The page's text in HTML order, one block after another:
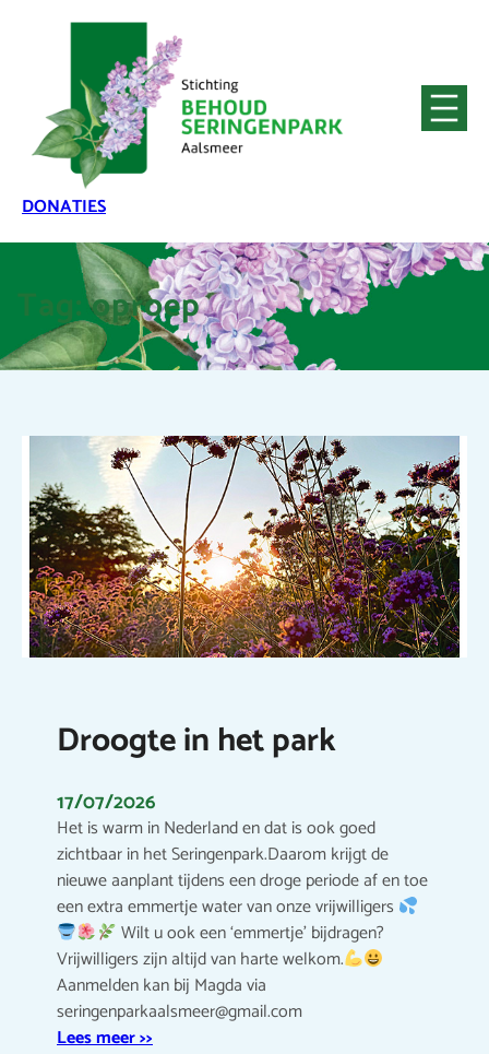
DONATIES
Tag:oproep
Droogte in het park
17/07/2026
Het is warm in Nederland en dat is ook goed
zichtbaar in het Seringenpark.Daarom krijgt de
nieuwe aanplant tijdens een droge periode af en toe
een extra emmertje water van onze vrijwilligers
Wilt u ook een ‘emmertje’ bijdragen?
Vrijwilligers zijn altijd van harte welkom.
Aanmelden kan bij Magda via
seringenparkaalsmeer@gmail.com
Lees meer >>